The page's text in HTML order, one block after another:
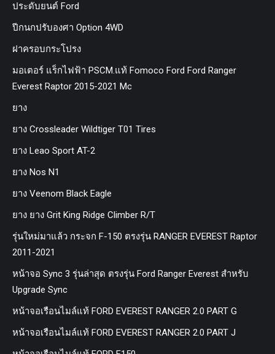
ประดับยนต์ Ford
ปีกนกปรับองศา Option 4WD
ฝาครอบกระโปรง
มอเตอร์ แร็กไฟฟ้า PSCM.แท้ Fomoco Ford Ford Ranger
Everest Raptor 2015-2021 Mc
ยาง
ยาง Crossleader Wildtiger T01 Tires
ยาง Leao Sport AT-2
ยาง Nos N1
ยาง Veenom Black Eagle
ยาง ยาง Grit King Ridge Climber R/T
รุ่นใหม่มาแล้ว กระจก F-150 ตรงรุ่น RANGER EVEREST Raptor
2011-2021
หน้าจอ Sync 3 รุ่นล่าสุด ตรงรุ่น Ford Ranger Everest สำหรับ
Upgrade Sync
หน้าจอเรือนไมล์แท้ FORD EVEREST RANGER 2.0 PART G
หน้าจอเรือนไมล์แท้ FORD EVEREST RANGER 2.0 PART J